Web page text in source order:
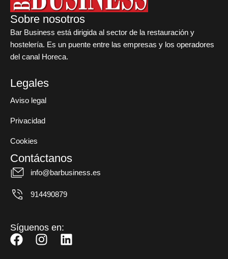
Sobre nosotros
Bar Business está dirigida al sector de la restauración y
hostelería. Es un puente entre las empresas y los operadores
del canal Horeca.
Legales
Aviso legal
Privacidad
Cookies
Contáctanos
info@barbusiness.es
914490879
Síguenos en:
F
I
L